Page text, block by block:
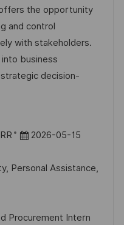
the opportunity
and control
with stakeholders.
into business
decision-
P
s
d
2026-05-15
Personal Assistance,
Procurement Intern